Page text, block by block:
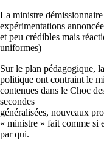
La ministre démissionnaire
expérimentations
et peu crédibles mais
uniformes)
Sur le plan pédagogique,
politique ont contraint le
contenues dans le Choc
secondes
généralisées, nouveaux
« ministre » fait comme si
par qui.